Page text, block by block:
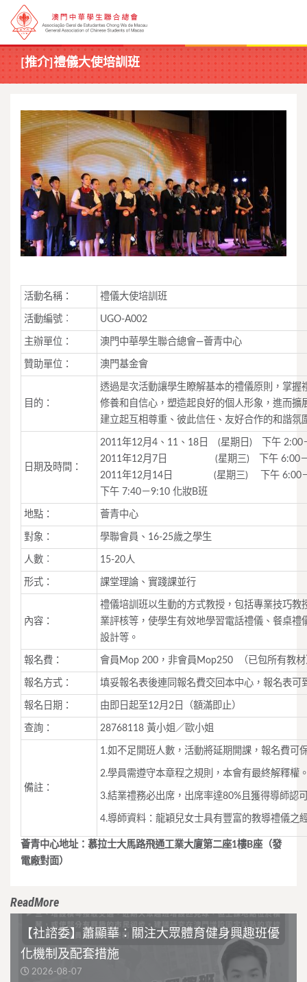
[推介]禮儀大使培訓班
活動名稱： 禮儀大使培訓班
活動編號︰ UGO-A002
主辦單位： 澳門中華學生聯合總會—薈青中心
贊助單位： 澳門基金會
目的：
透過是次活動讓學生瞭解基本的禮儀原則，掌握
修養和自信心，塑造起良好的個人形象，進而擴
建立起互相尊重、彼此信任、友好合作的和諧氛
日期及時間：
2011年12月4、11、18日 (星期日) 下午 2:00
2011年12月7日 (星期三) 下午 6:00－
2011年12月14日 (星期三) 下午 6:00－
下午 7:40－9:10 化妝B班
地點： 薈青中心
對象： 學聯會員、16-25歲之學生
人數︰ 15-20人
形式： 課堂理論、實踐課並行
內容：
禮儀培訓班以生動的方式教授，包括專業技巧教
業評核等，使學生有效地學習電話禮儀、餐桌禮
設計等。
報名費： 會員Mop 200，非會員Mop250 （已包所有教材
報名方式： 填妥報名表後連同報名費交回本中心，報名表可
報名日期： 由即日起至12月2日（額滿即止）
查詢： 28768118 黃小姐／歐小姐
備註：
1.如不足開班人數，活動將延期開課，報名費可
2.學員需遵守本章程之規則，本會有最終解釋權
3.結業禮務必出席，出席率達80%且獲得導師認
4.導師資料：龍穎兒女士具有豐富的教導禮儀之
薈青中心地址：慕拉士大馬路飛通工業大廈第二座1樓B座（發
電廠對面）
ReadMore
【社諮委】蕭顯華：關注大眾體育健身興趣班優
化機制及配套措施
2026-08-07